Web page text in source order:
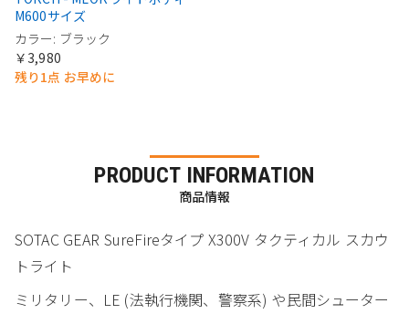
M600サイズ
カラー: ブラック
￥3,980
残り1点 お早めに
PRODUCT INFORMATION
商品情報
SOTAC GEAR SureFireタイプ X300V タクティカル スカウ
トライト
ミリタリー、LE (法執行機関、警察系) や民間シューター